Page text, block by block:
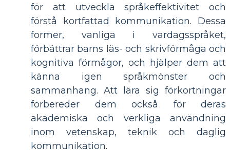
för att utveckla språkeffektivitet och
förstå kortfattad kommunikation. Dessa
former, vanliga i vardagsspråket,
förbättrar barns läs- och skrivförmåga och
kognitiva förmågor, och hjälper dem att
känna igen språkmönster och
sammanhang. Att lära sig förkortningar
förbereder dem också för deras
akademiska och verkliga användning
inom vetenskap, teknik och daglig
kommunikation.